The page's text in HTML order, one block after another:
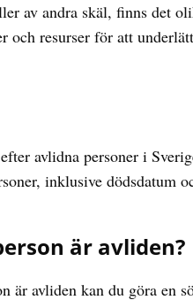
av andra skäl, finns det
och resurser för att
avlidna personer i
inklusive dödsdatum
är avliden?
är avliden kan du göra en